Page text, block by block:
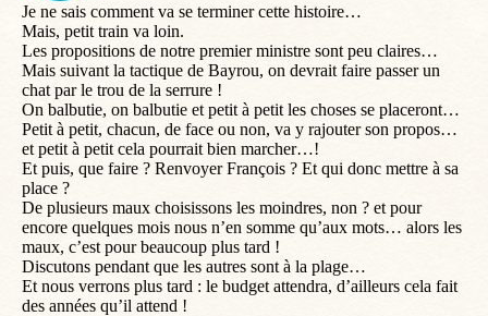
Je ne sais comment va se terminer cette histoire…
Mais, petit train va loin.
Les propositions de notre premier ministre sont peu claires…
Mais suivant la tactique de Bayrou, on devrait faire passer un
chat par le trou de la serrure !
On balbutie, on balbutie et petit à petit les choses se placeront…
Petit à petit, chacun, de face ou non, va y rajouter son propos…
et petit à petit cela pourrait bien marcher…!
Et puis, que faire ? Renvoyer François ? Et qui donc mettre à sa
place ?
De plusieurs maux choisissons les moindres, non ? et pour
encore quelques mois nous n’en somme qu’aux mots… alors les
maux, c’est pour beaucoup plus tard !
Discutons pendant que les autres sont à la plage…
Et nous verrons plus tard : le budget attendra, d’ailleurs cela fait
des années qu’il attend !